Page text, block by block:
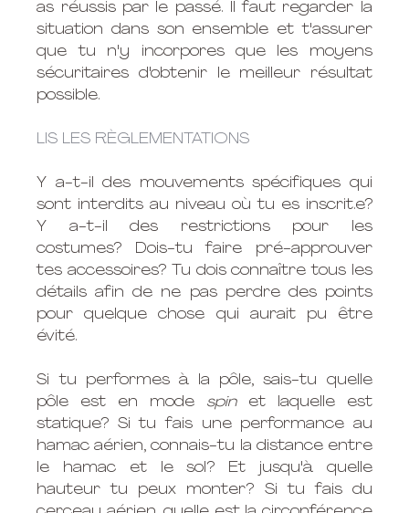
as réussis par le passé. Il faut regarder la
situation dans son ensemble et t'assurer
que tu n'y incorpores que les moyens
sécuritaires d'obtenir le meilleur résultat
possible.
LIS LES RÈGLEMENTATIONS
Y a-t-il des mouvements spécifiques qui
sont interdits au niveau où tu es inscrit.e?
Y a-t-il des restrictions pour les
costumes? Dois-tu faire pré-approuver
tes accessoires? Tu dois connaître tous les
détails afin de ne pas perdre des points
pour quelque chose qui aurait pu être
évité.
Si tu performes à la pôle, sais-tu quelle
pôle est en mode spin et laquelle est
statique? Si tu fais une performance au
hamac aérien, connais-tu la distance entre
le hamac et le sol? Et jusqu'à quelle
hauteur tu peux monter? Si tu fais du